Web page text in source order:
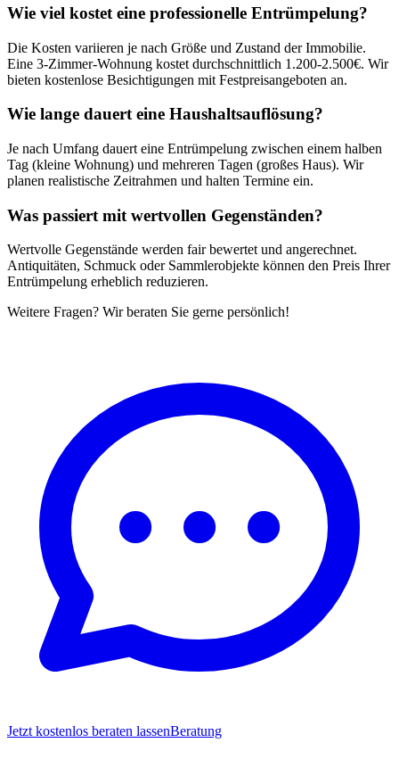
Wie viel kostet eine professionelle Entrümpelung?
Die Kosten variieren je nach Größe und Zustand der Immobilie.
Eine 3-Zimmer-Wohnung kostet durchschnittlich 1.200-2.500€. Wir
bieten kostenlose Besichtigungen mit Festpreisangeboten an.
Wie lange dauert eine Haushaltsauflösung?
Je nach Umfang dauert eine Entrümpelung zwischen einem halben
Tag (kleine Wohnung) und mehreren Tagen (großes Haus). Wir
planen realistische Zeitrahmen und halten Termine ein.
Was passiert mit wertvollen Gegenständen?
Wertvolle Gegenstände werden fair bewertet und angerechnet.
Antiquitäten, Schmuck oder Sammlerobjekte können den Preis Ihrer
Entrümpelung erheblich reduzieren.
Weitere Fragen? Wir beraten Sie gerne persönlich!
Jetzt kostenlos beraten lassenBeratung